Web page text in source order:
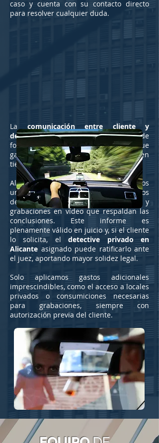
caso y cuenta con su contacto directo
para resolver cualquier duda.
La comunicación entre cliente y
detective privadose realiza siempre de
forma directa, sin intermediarios, lo que
garantiza información clara, precisa y en
tiempo real.
Al finalizar la investigación, entregamos
un informe completo con todos los
detalles: fotografías, documentos y
grabaciones en vídeo que respaldan las
conclusiones. Este informe es
plenamente válido en juicio y, si el cliente
lo solicita, eldetective privado en
Alicante asignado puede ratificarlo ante
el juez, aportando mayor solidez legal.
Solo aplicamos gastos adicionales
imprescindibles, como el acceso a locales
privados o consumiciones necesarias
para grabaciones, siempre con
autorización previa del cliente.